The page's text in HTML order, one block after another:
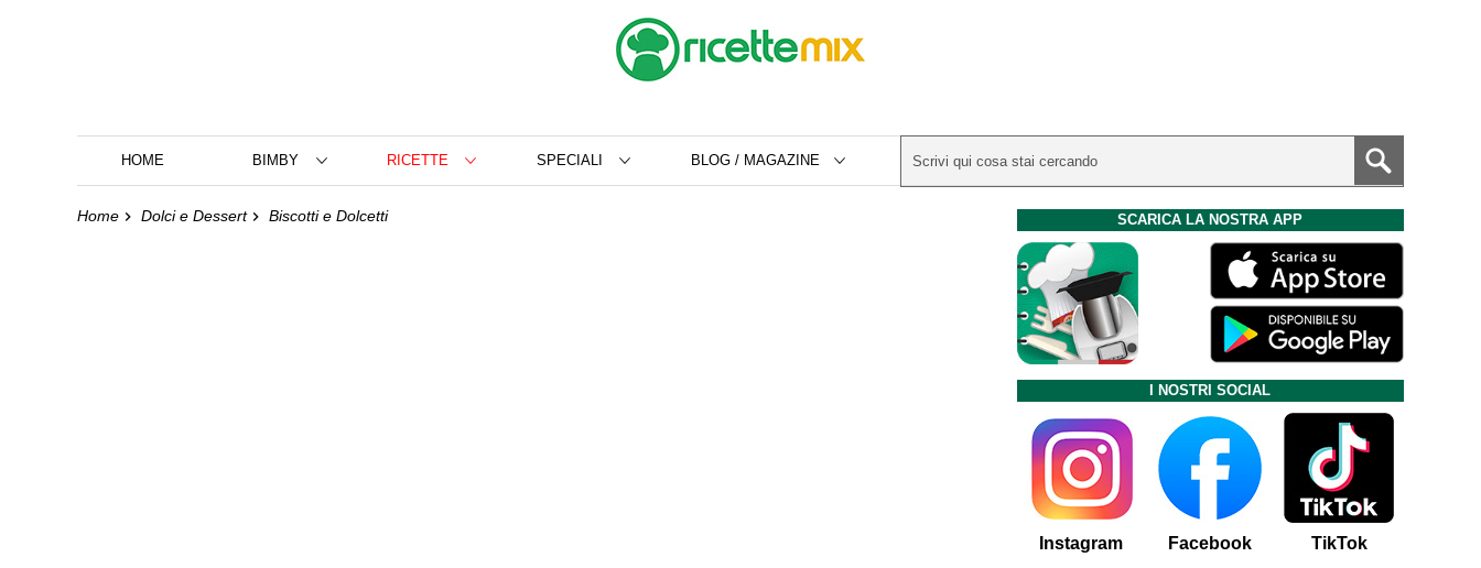
HOME BIMBY RICETTE SPECIALI BLOG / MAGAZINE
Home Dolci e Dessert Biscotti e Dolcetti SCARICA LA NOSTRA APP
I NOSTRI SOCIAL
Instagram Facebook TikTok